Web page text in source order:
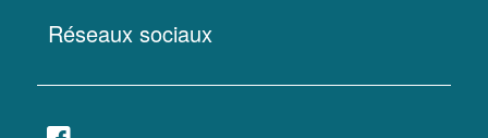
Réseaux sociaux